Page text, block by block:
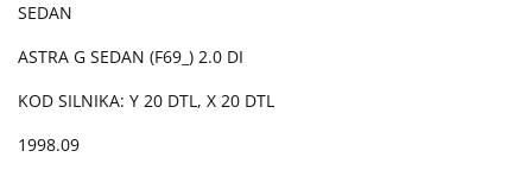
SEDAN
ASTRA G SEDAN (F69_) 2.0 DI
KOD SILNIKA: Y 20 DTL, X 20 DTL
1998.09